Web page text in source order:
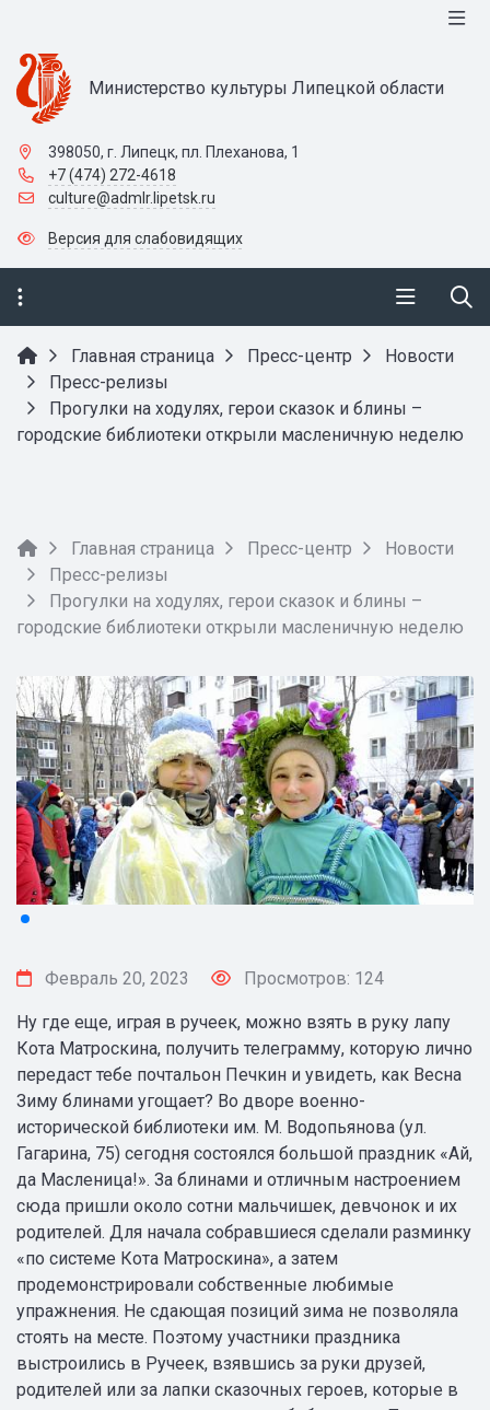
Министерство культуры Липецкой области
398050, г. Липецк, пл. Плеханова, 1
+7 (474) 272-4618
culture@admlr.lipetsk.ru
Версия для слабовидящих
Главная страница Пресс-центр
Новости
Пресс-релизы
Прогулки на ходулях, герои сказок и блины –
городские библиотеки открыли масленичную неделю
Главная страница Пресс-центр
Новости
Пресс-релизы
Прогулки на ходулях, герои сказок и блины –
городские библиотеки открыли масленичную неделю
Февраль 20, 2023 Просмотров: 124
Ну где еще, играя в ручеек, можно взять в руку лапу
Кота Матроскина, получить телеграмму, которую лично
передаст тебе почтальон Печкин и увидеть, как Весна
Зиму блинами угощает? Во дворе военно-
исторической библиотеки им. М. Водопьянова (ул.
Гагарина, 75) сегодня состоялся большой праздник «Ай,
да Масленица!». За блинами и отличным настроением
сюда пришли около сотни мальчишек, девчонок и их
родителей. Для начала собравшиеся сделали разминку
«по системе Кота Матроскина», а затем
продемонстрировали собственные любимые
упражнения. Не сдающая позиций зима не позволяла
стоять на месте. Поэтому участники праздника
выстроились в Ручеек, взявшись за руки друзей,
родителей или за лапки сказочных героев, которые в